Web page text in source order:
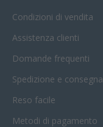
Condizioni di vendita
Assistenza clienti
Domande frequenti
Spedizione e consegna
Reso facile
Metodi di pagamento